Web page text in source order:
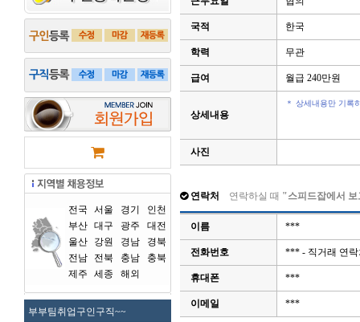
전국 서울 경기
인천
부산 대구 광주
대전
울산
강원 경남
경북
전남
전북 충남
충북
제주
세종 해외
부부팀취업구인구직~~
국적 한국
학력 무관
급여 월급 240만원
상세내용
＊ 상세내용만 기록
사진
연락처 연락하실 때 "스피드잡에서
이름 ***
전화번호 *** - 직거래 연
휴대폰 ***
이메일 ***